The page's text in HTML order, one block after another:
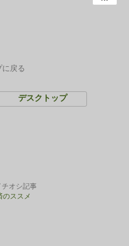
に戻る
デスクトップ
チオシ記事